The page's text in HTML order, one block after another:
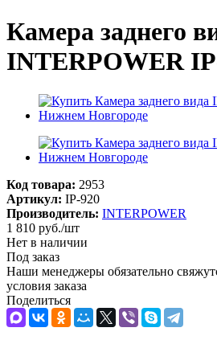
Камера заднего
INTERPOWER
Код товара: 2953
Артикул: IP-920
Производитель: INTERPOWER
1 810 руб./шт
Нет в наличии
Под заказ
Наши менеджеры обязательно
условия заказа
Поделиться